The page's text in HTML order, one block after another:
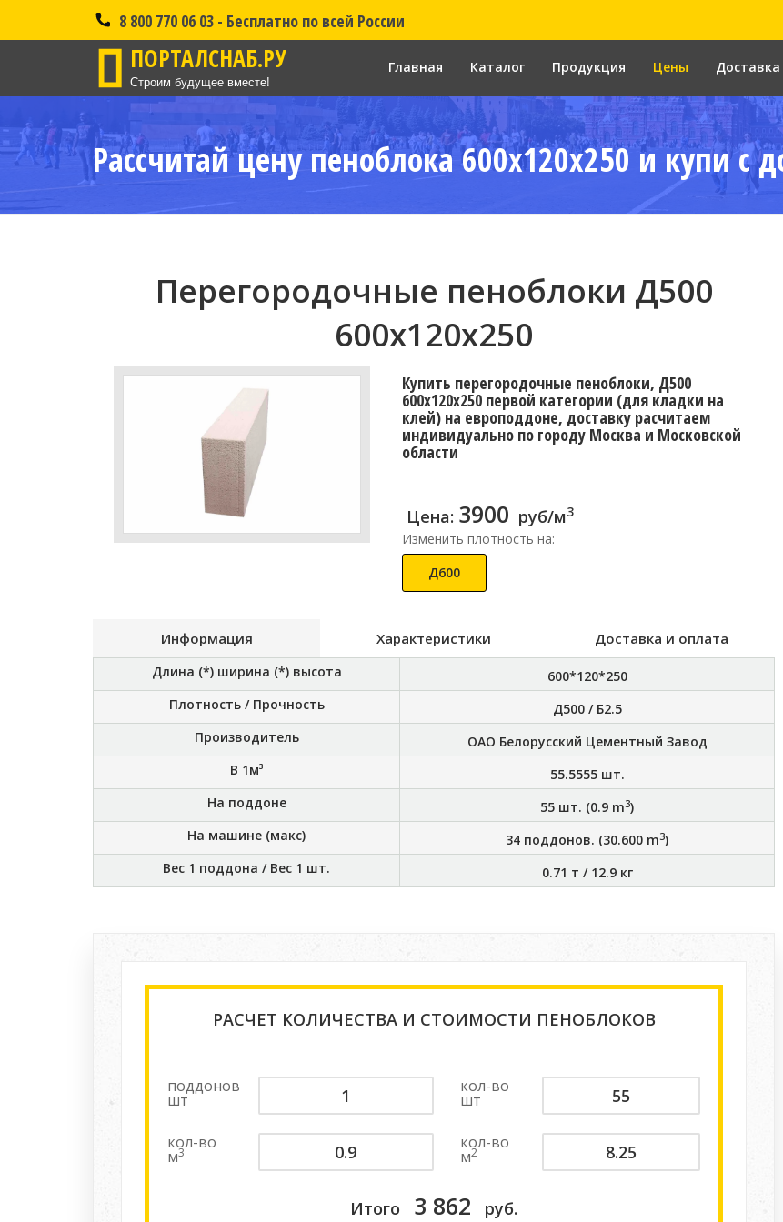
8 800 770 06 03 - Бесплатно по всей России
ПОРТАЛСНАБ.РУ
Строим будущее вместе!
Главная Каталог Продукция Цены Доставка
Рассчитай цену пеноблока 600x120x250 и купи с
Перегородочные пеноблоки Д500
600x120x250
Купить перегородочные пеноблоки, Д500
600x120x250 первой категории (для кладки на
клей) на европоддоне, доставку расчитаем
индивидуально по городу Москва и Московской
области
Цена: 3900 руб/м3
Изменить плотность на:
Д600
Информация Характеристики Доставка и оплата
Длина (*) ширина (*) высота
600*120*250
Плотность / Прочность
Д500 / Б2.5
Производитель
ОАО Белорусский Цементный Завод
В 1м³
55.5555шт.
На поддоне
55 шт. (0.9 m3)
На машине (макс)
34 поддонов. (30.600 m3)
Вес 1 поддона / Вес 1 шт.
0.71 т / 12.9 кг
РАСЧЕТ КОЛИЧЕСТВА И СТОИМОСТИ ПЕНОБЛОКОВ
поддонов
шт
кол-во
шт
кол-во
м3
кол-во
м2
Итого 3 862 руб.